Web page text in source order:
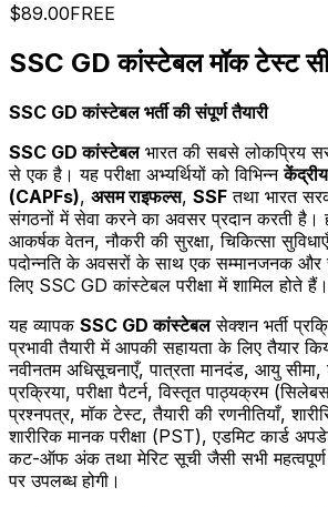
$89.00FREE
SSC GD कांस्टेबल मॉक टेस्ट
SSC GD कांस्टेबल भर्ती की संपूर्ण तैयारी
SSC GD कांस्टेबलभारत की सबसे लोकप्रिय
से एक है। यह परीक्षा अभ्यर्थियों को विभिन्न
(CAPFs), असम राइफल्स, SSF तथा भारत
संगठनों में सेवा करने का अवसर प्रदान करती है।
आकर्षक वेतन, नौकरी की सुरक्षा, चिकित्सा
पदोन्नति के अवसरों के साथ एक सम्मानजनक और
लिए SSC GD कांस्टेबल परीक्षा में शामिल होते हैं।
यह व्यापक SSC GD कांस्टेबलसेक्शन भर्ती
प्रभावी तैयारी में आपकी सहायता के लिए तैयार
नवीनतम अधिसूचनाएँ, पात्रता मानदंड, आयु
प्रक्रिया, परीक्षा पैटर्न, विस्तृत पाठ्यक्रम
प्रश्नपत्र, मॉक टेस्ट, तैयारी की रणनीतियाँ,
शारीरिक मानक परीक्षा (PST), एडमिट कार्ड
कट-ऑफ अंक तथा मेरिट सूची जैसी सभी महत्वपूर्ण
पर उपलब्ध होगी।